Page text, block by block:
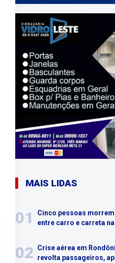
MAIS LIDAS
01
Cinco pessoas
entre carro e carreta na
02
Crise aérea em
revolta passageiros,